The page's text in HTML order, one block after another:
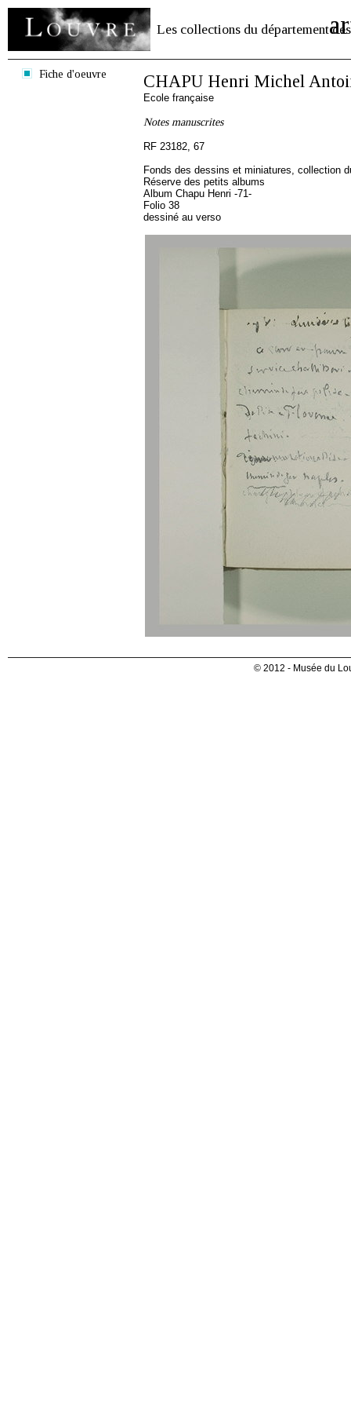
Les collections du département des
Fiche d'oeuvre CHAPU Henri Michel
Ecole française
Notes manuscrites
RF 23182, 67
Fonds des dessins et miniatures, collection
Réserve des petits albums
Album Chapu Henri -71-
Folio 38
dessiné au verso
© 2012 - Musée du